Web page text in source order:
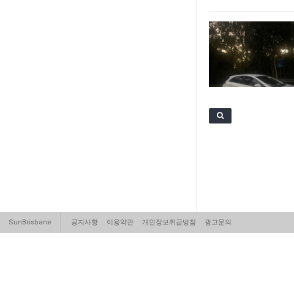
SunBrisbane 공지사항 이용약관 개인정보취급방침 광고문의